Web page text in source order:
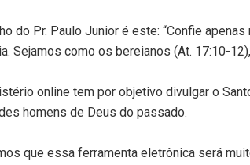
do Pr. Paulo Junior é este: “Confie
Sejamos como os bereianos (At. 17:10-
online tem por objetivo divulgar o
homens de Deus do passado.
que essa ferramenta eletrônica será